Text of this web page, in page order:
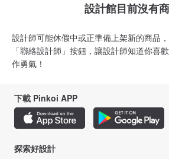
設計館目前沒有
設計師可能休假中或正準備上架新的商品
「聯絡設計師」按鈕，讓設計師知道你喜
作勇氣！
下載 Pinkoi APP
探索好設計